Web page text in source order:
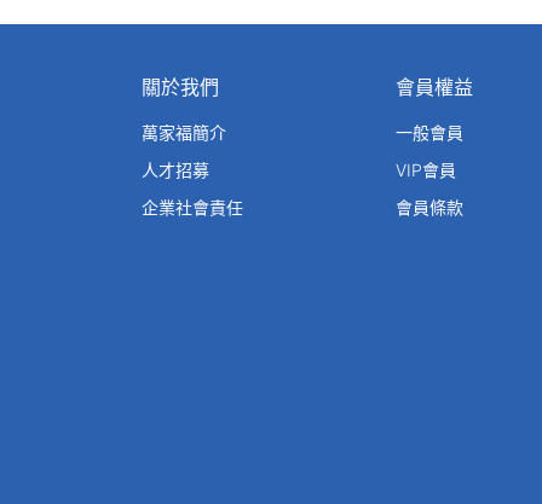
關於我們
萬家福簡介
人才招募
企業社會責任
會員權益
一般會員
VIP會員
會員條款